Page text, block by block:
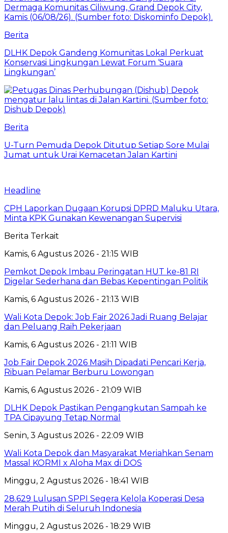
Berita
DLHK Depok Gandeng Komunitas Lokal Perkuat
Konservasi Lingkungan Lewat Forum ‘Suara
Lingkungan’
Berita
U-Turn Pemuda Depok Ditutup Setiap Sore Mulai
Jumat untuk Urai Kemacetan Jalan Kartini
Headline
CPH Laporkan Dugaan Korupsi DPRD Maluku Utara,
Minta KPK Gunakan Kewenangan Supervisi
Berita Terkait
Kamis, 6 Agustus 2026 - 21:15 WIB
Pemkot Depok Imbau Peringatan HUT ke-81 RI
Digelar Sederhana dan Bebas Kepentingan Politik
Kamis, 6 Agustus 2026 - 21:13 WIB
Wali Kota Depok: Job Fair 2026 Jadi Ruang Belajar
dan Peluang Raih Pekerjaan
Kamis, 6 Agustus 2026 - 21:11 WIB
Job Fair Depok 2026 Masih Dipadati Pencari Kerja,
Ribuan Pelamar Berburu Lowongan
Kamis, 6 Agustus 2026 - 21:09 WIB
DLHK Depok Pastikan Pengangkutan Sampah ke
TPA Cipayung Tetap Normal
Senin, 3 Agustus 2026 - 22:09 WIB
Wali Kota Depok dan Masyarakat Meriahkan Senam
Massal KORMI x Aloha Max di DOS
Minggu, 2 Agustus 2026 - 18:41 WIB
28.629 Lulusan SPPI Segera Kelola Koperasi Desa
Merah Putih di Seluruh Indonesia
Minggu, 2 Agustus 2026 - 18:29 WIB